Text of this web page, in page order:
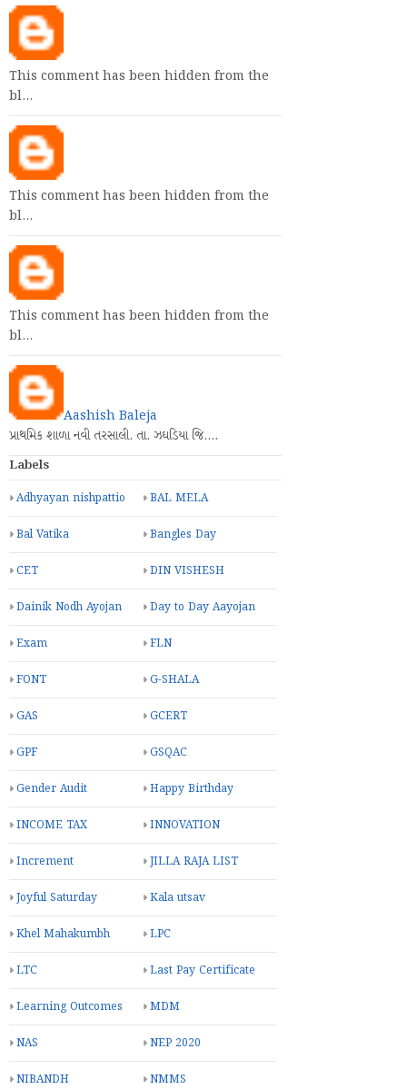
This comment has been hidden from the
bl…
This comment has been hidden from the
bl…
This comment has been hidden from the
bl…
Aashish Baleja
પ્રાથમિક શાળા નવી તરસાલી. તા. ઝઘડિયા જિ.…
Labels
Adhyayan nishpattio BAL MELA
Bal Vatika Bangles Day
CET DIN VISHESH
Dainik Nodh Ayojan Day to Day Aayojan
Exam FLN
FONT G-SHALA
GAS GCERT
GPF GSQAC
Gender Audit Happy Birthday
INCOME TAX INNOVATION
Increment JILLA RAJA LIST
Joyful Saturday Kala utsav
Khel Mahakumbh LPC
LTC Last Pay Certificate
Learning Outcomes MDM
NAS NEP 2020
NIBANDH NMMS